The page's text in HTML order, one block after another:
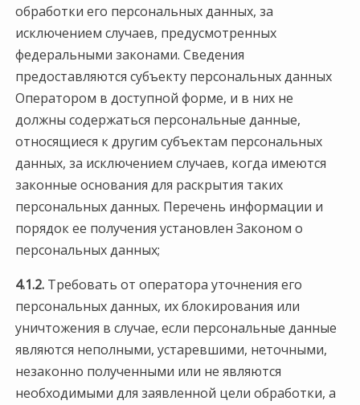
обработки его персональных данных, за
исключением случаев, предусмотренных
федеральными законами. Сведения
предоставляются субъекту персональных данных
Оператором в доступной форме, и в них не
должны содержаться персональные данные,
относящиеся к другим субъектам персональных
данных, за исключением случаев, когда имеются
законные основания для раскрытия таких
персональных данных. Перечень информации и
порядок ее получения установлен Законом о
персональных данных;
4.1.2. Требовать от оператора уточнения его
персональных данных, их блокирования или
уничтожения в случае, если персональные данные
являются неполными, устаревшими, неточными,
незаконно полученными или не являются
необходимыми для заявленной цели обработки, а